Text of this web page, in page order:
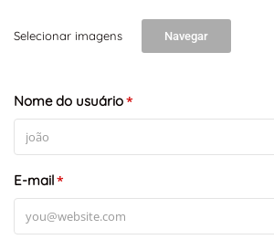
Selecionar imagens Navegar
Nome do usuário*
E-mail*